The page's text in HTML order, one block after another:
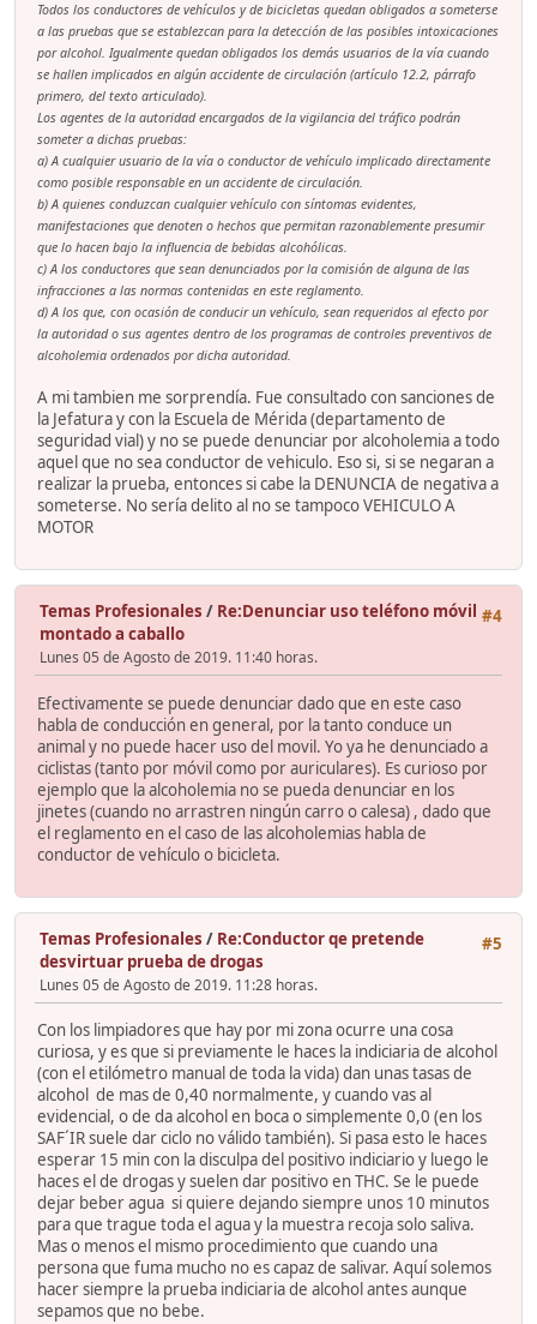
Todos los conductores de vehículos y de bicicletas quedan obligados a someterse
a las pruebas que se establezcan para la detección de las posibles intoxicaciones
por alcohol. Igualmente quedan obligados los demás usuarios de la vía cuando
se hallen implicados en algún accidente de circulación (artículo 12.2, párrafo
primero, del texto articulado).
Los agentes de la autoridad encargados de la vigilancia del tráfico podrán
someter a dichas pruebas:
a) A cualquier usuario de la vía o conductor de vehículo implicado directamente
como posible responsable en un accidente de circulación.
b) A quienes conduzcan cualquier vehículo con síntomas evidentes,
manifestaciones que denoten o hechos que permitan razonablemente presumir
que lo hacen bajo la influencia de bebidas alcohólicas.
c) A los conductores que sean denunciados por la comisión de alguna de las
infracciones a las normas contenidas en este reglamento.
d) A los que, con ocasión de conducir un vehículo, sean requeridos al efecto por
la autoridad o sus agentes dentro de los programas de controles preventivos de
alcoholemia ordenados por dicha autoridad.
A mi tambien me sorprendía. Fue consultado con sanciones de
la Jefatura y con la Escuela de Mérida (departamento de
seguridad vial) y no se puede denunciar por alcoholemia a todo
aquel que no sea conductor de vehiculo. Eso si, si se negaran a
realizar la prueba, entonces si cabe la DENUNCIA de negativa a
someterse. No sería delito al no se tampoco VEHICULO A
MOTOR
#4
Temas Profesionales / Re:Denunciar uso teléfono móvil
montado a caballo
Lunes 05 de Agosto de 2019. 11:40 horas.
Efectivamente se puede denunciar dado que en este caso
habla de conducción en general, por la tanto conduce un
animal y no puede hacer uso del movil. Yo ya he denunciado a
ciclistas (tanto por móvil como por auriculares). Es curioso por
ejemplo que la alcoholemia no se pueda denunciar en los
jinetes (cuando no arrastren ningún carro o calesa) , dado que
el reglamento en el caso de las alcoholemias habla de
conductor de vehículo o bicicleta.
#5
Temas Profesionales / Re:Conductor qe pretende
desvirtuar prueba de drogas
Lunes 05 de Agosto de 2019. 11:28 horas.
Con los limpiadores que hay por mi zona ocurre una cosa
curiosa, y es que si previamente le haces la indiciaria de alcohol
(con el etilómetro manual de toda la vida) dan unas tasas de
alcohol de mas de 0,40 normalmente, y cuando vas al
evidencial, o de da alcohol en boca o simplemente 0,0 (en los
SAF´IR suele dar ciclo no válido también). Si pasa esto le haces
esperar 15 min con la disculpa del positivo indiciario y luego le
haces el de drogas y suelen dar positivo en THC. Se le puede
dejar beber agua si quiere dejando siempre unos 10 minutos
para que trague toda el agua y la muestra recoja solo saliva.
Mas o menos el mismo procedimiento que cuando una
persona que fuma mucho no es capaz de salivar. Aquí solemos
hacer siempre la prueba indiciaria de alcohol antes aunque
sepamos que no bebe.